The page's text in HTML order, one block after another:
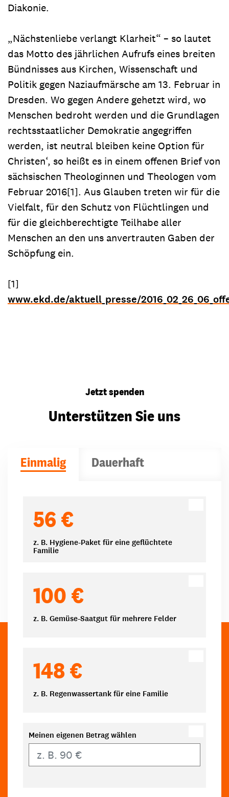
Diakonie.
„Nächstenliebe verlangt Klarheit“ – so lautet
das Motto des jährlichen Aufrufs eines breiten
Bündnisses aus Kirchen, Wissenschaft und
Politik gegen Naziaufmärsche am 13. Februar in
Dresden. Wo gegen Andere gehetzt wird, wo
Menschen bedroht werden und die Grundlagen
rechtsstaatlicher Demokratie angegriffen
werden, ist neutral bleiben keine Option für
Christen‘, so heißt es in einem offenen Brief von
sächsischen Theologinnen und Theologen vom
Februar 2016[1]. Aus Glauben treten wir für die
Vielfalt, für den Schutz von Flüchtlingen und
für die gleichberechtigte Teilhabe aller
Menschen an den uns anvertrauten Gaben der
Schöpfung ein.
[1]
www.ekd.de/aktuell_presse/
Jetzt spenden
Unterstützen Sie uns
Einmalig Dauerhaft
56 €
z. B. Hygiene-Paket für eine geflüchtete
Familie
100 €
z. B. Gemüse-Saatgut für mehrere Felder
148 €
z. B. Regenwassertank für eine Familie
Meinen eigenen Betrag wählen